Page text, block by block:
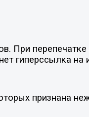
При перепечатке
гиперссылка на
признана